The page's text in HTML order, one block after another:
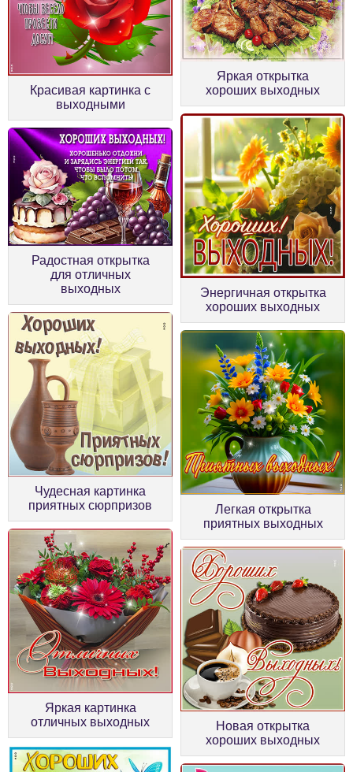
Красивая картинка с
выходными
Яркая открытка
хороших выходных
Радостная открытка
для отличных
выходных
Энергичная открытка
хороших выходных
Чудесная картинка
приятных сюрпризов
Легкая открытка
приятных выходных
Яркая картинка
отличных выходных
Новая открытка
хороших выходных